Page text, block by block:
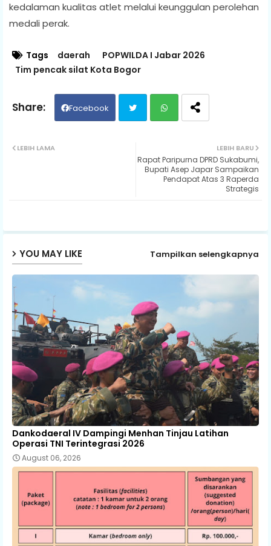
kedalaman kualitas atlet melalui keunggulan perolehan
medali perak.
Tags daerah
POPWILDA I Jabar 2026
Tim pencak silat Kota Bogor
Facebook
ter ats
LEBIH BARU
Rapat Paripurna DPRD Sukabumi,
Bupati Asep Japar Sampaikan
Pendapat Atas 3 Raperda
Strategis
LEBIH LAMA
YOU MAY LIKE Tampilkan selengkapnya
Dankodaeral IV Dampingi Menhan Tinjau Latihan
Operasi TNI Terintegrasi 2026
August 06, 2026